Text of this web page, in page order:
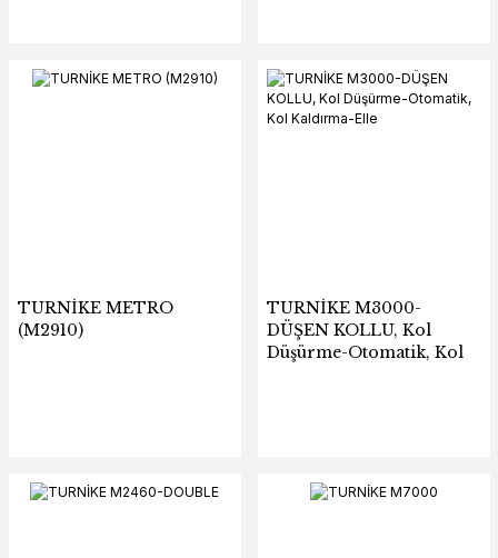
TURNİKE METRO
(M2910)
TURNİKE M3000-
DÜŞEN KOLLU, Kol
Düşürme-Otomatik, Kol